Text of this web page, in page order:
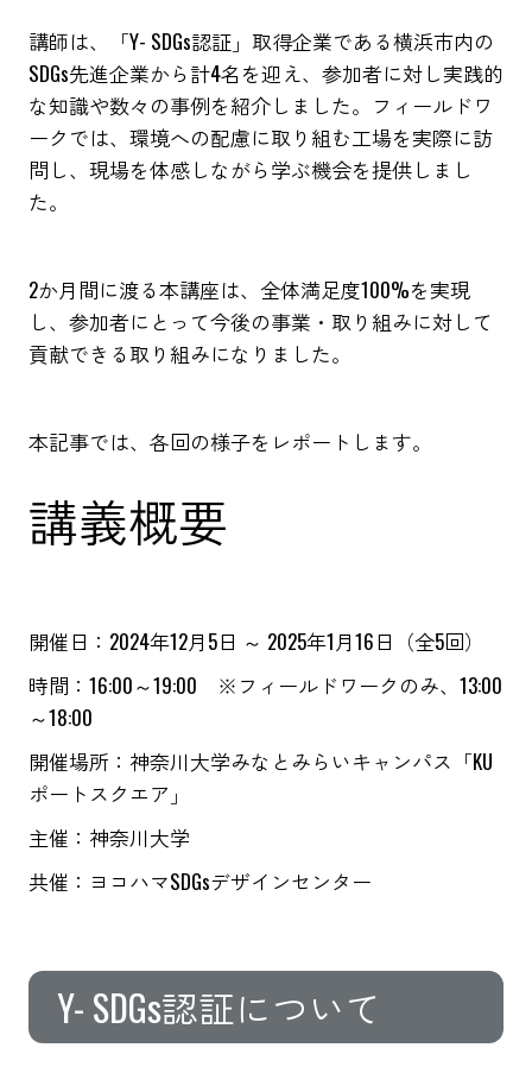
講師は、「Y- SDGs認証」取得企業である横浜市内の
SDGs先進企業から計4名を迎え、参加者に対し実践的
な知識や数々の事例を紹介しました。フィールドワ
ークでは、環境への配慮に取り組む工場を実際に訪
問し、現場を体感しながら学ぶ機会を提供しまし
た。
2か月間に渡る本講座は、全体満足度100%を実現
し、参加者にとって今後の事業・取り組みに対して
貢献できる取り組みになりました。
本記事では、各回の様子をレポートします。
講義概要
開催日：2024年12月5日 ～ 2025年1月16日（全5回）
時間：16:00～19:00 ※フィールドワークのみ、13:00
～18:00
開催場所：神奈川大学みなとみらいキャンパス「KU
ポートスクエア」
主催：神奈川大学
共催：ヨコハマSDGsデザインセンター
Y- SDGs認証について